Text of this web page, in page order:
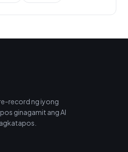
record ng iyong
ginagamit ang AI